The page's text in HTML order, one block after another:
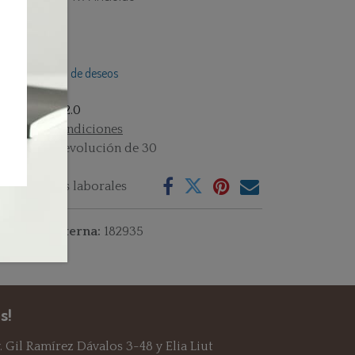
Añadir a lista de deseos
: 32.0
y condiciones
de devolución de 30
2-3 días laborales
interna: 182935
Gil Ramírez Dávalos 3-48 y Elia Liut